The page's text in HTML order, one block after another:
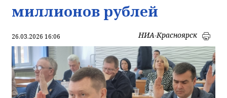
миллионов рублей
26.03.2026 16:06 НИА-Красноярск